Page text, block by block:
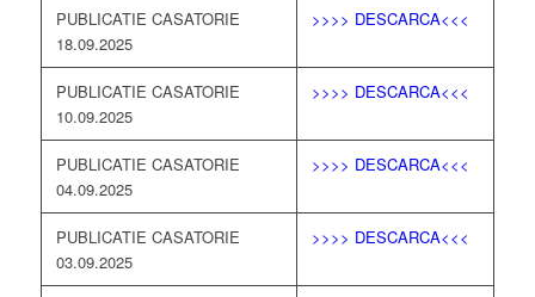
PUBLICATIE CASATORIE
18.09.2025
>>>> DESCARCA<<<
PUBLICATIE CASATORIE
10.09.2025
>>>> DESCARCA<<<
PUBLICATIE CASATORIE
04.09.2025
>>>> DESCARCA<<<
PUBLICATIE CASATORIE
03.09.2025
>>>> DESCARCA<<<